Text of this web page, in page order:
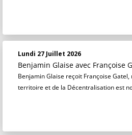
Lundi 27 Juillet 2026
Benjamin Glaise avec Françoise
Benjamin Glaise reçoit Françoise
territoire et de la Décentralisation est